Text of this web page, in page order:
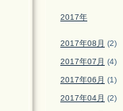
2017年
2017年08月 (2)
2017年07月 (4)
2017年06月 (1)
2017年04月 (2)